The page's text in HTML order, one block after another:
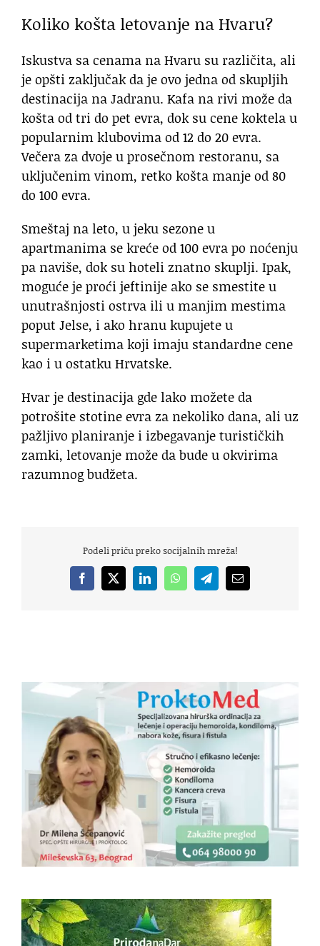
Koliko košta letovanje na Hvaru?
Iskustva sa cenama na Hvaru su različita, ali
je opšti zaključak da je ovo jedna od skupljih
destinacija na Jadranu. Kafa na rivi može da
košta od tri do pet evra, dok su cene koktela u
popularnim klubovima od 12 do 20 evra.
Večera za dvoje u prosečnom restoranu, sa
uključenim vinom, retko košta manje od 80
do 100 evra.
Smeštaj na leto, u jeku sezone u
apartmanima se kreće od 100 evra po noćenju
pa naviše, dok su hoteli znatno skuplji. Ipak,
moguće je proći jeftinije ako se smestite u
unutrašnjosti ostrva ili u manjim mestima
poput Jelse, i ako hranu kupujete u
supermarketima koji imaju standardne cene
kao i u ostatku Hrvatske.
Hvar je destinacija gde lako možete da
potrošite stotine evra za nekoliko dana, ali uz
pažljivo planiranje i izbegavanje turističkih
zamki, letovanje može da bude u okvirima
razumnog budžeta.
Podeli priču preko socijalnih mreža!
Facebook
X LinkedInWhatsAppTelegramEmail